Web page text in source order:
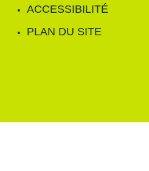
ACCESSIBILITÉ
PLAN DU SITE